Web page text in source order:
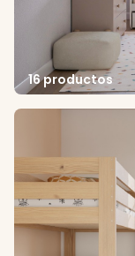
16 productos